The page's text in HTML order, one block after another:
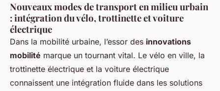
Nouveaux modes de transport en milieu urbain
: intégration du vélo, trottinette et voiture
électrique
Dans la mobilité urbaine, l’essor des innovations
mobilité marque un tournant vital. Le vélo en ville, la
trottinette électrique et la voiture électrique
connaissent une intégration fluide dans les solutions